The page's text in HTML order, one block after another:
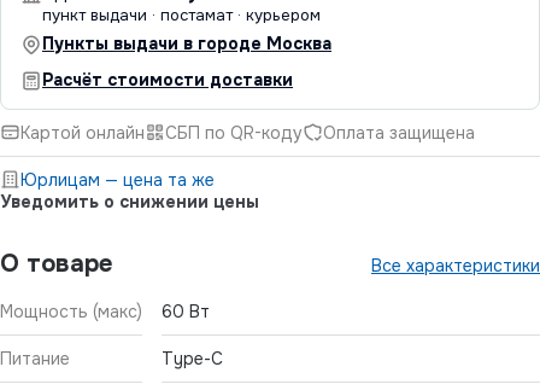
О товаре Все характеристики
Мощность (макс) 60 Вт
Питание Type-C
пункт выдачи · постамат · курьером
Пункты выдачи в городе Москва
Расчёт стоимости доставки
Картой онлайн СБП по QR-коду Оплата защищена
Юрлицам — цена та же
Уведомить о снижении цены